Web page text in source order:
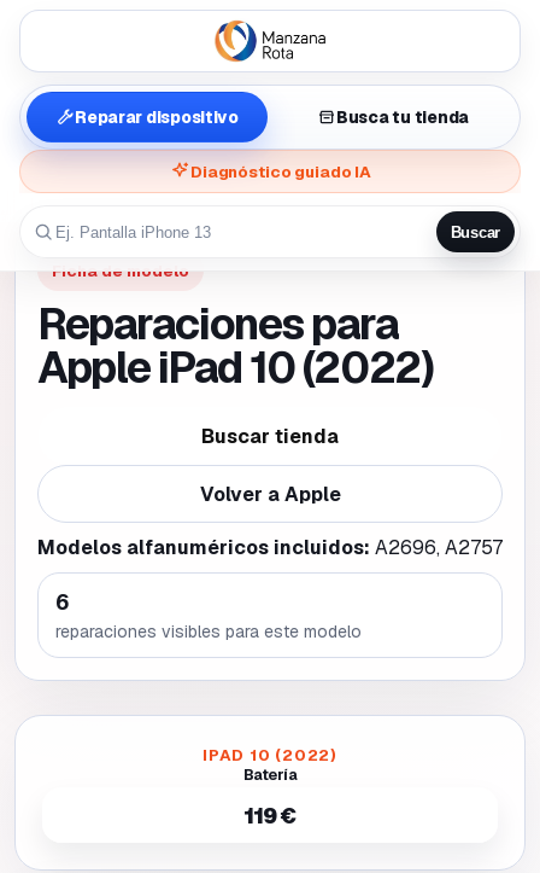
Reparar dispositivo Busca tu tienda
Diagnóstico guiado IA
Buscar
Ficha de modelo
Reparaciones para
Apple iPad 10 (2022)
Buscar tienda
Volver aApple
Modelos alfanuméricos incluidos: A2696, A2757
6
reparaciones visibles para este modelo
IPAD 10 (2022)
Batería
119 €